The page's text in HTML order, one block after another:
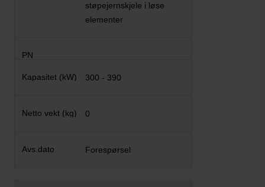
støpejernskjele i løse
elementer
300 - 390
0
Forespørsel